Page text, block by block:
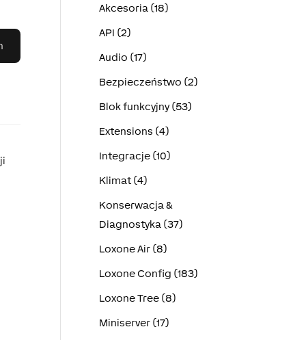
Akcesoria (18)
API (2)
Audio (17)
Bezpieczeństwo (2)
Blok funkcyjny (53)
Extensions (4)
Integracje (10)
Klimat (4)
Konserwacja &
Diagnostyka (37)
Loxone Air (8)
Loxone Config (183)
Loxone Tree (8)
Miniserver (17)